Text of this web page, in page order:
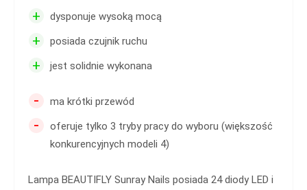
+ dysponuje wysoką mocą
+ posiada czujnik ruchu
+ jest solidnie wykonana
- ma krótki przewód
-
oferuje tylko 3 tryby pracy do wyboru (większość
konkurencyjnych modeli 4)
Lampa BEAUTIFLY Sunray Nails posiada 24 diody LED i